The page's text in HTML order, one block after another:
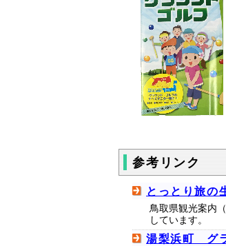
参考リンク
とっとり旅の
鳥取県観光案内
しています。
湯梨浜町 グ